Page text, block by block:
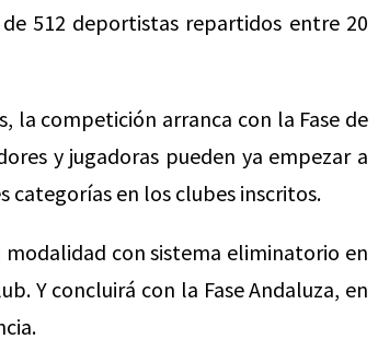
512 deportistas repartidos entre 20
la competición arranca con la Fase de
y jugadoras pueden ya empezar a
en los clubes inscritos.
con sistema eliminatorio en
Y concluirá con la Fase Andaluza, en